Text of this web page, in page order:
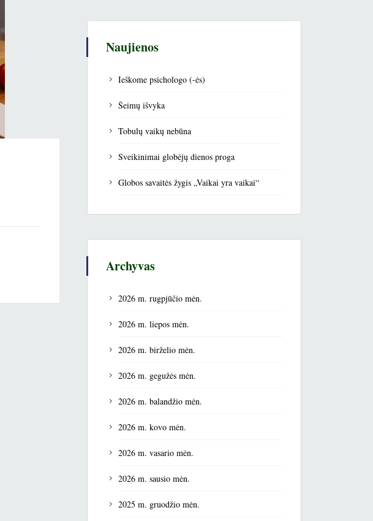
Naujienos
Ieškome psichologo (-ės)
Šeimų išvyka
Tobulų vaikų nebūna
Sveikinimai globėjų dienos proga
Globos savaitės žygis „Vaikai yra vaikai“
Archyvas
2026 m. rugpjūčio mėn.
2026 m. liepos mėn.
2026 m. birželio mėn.
2026 m. gegužės mėn.
2026 m. balandžio mėn.
2026 m. kovo mėn.
2026 m. vasario mėn.
2026 m. sausio mėn.
2025 m. gruodžio mėn.